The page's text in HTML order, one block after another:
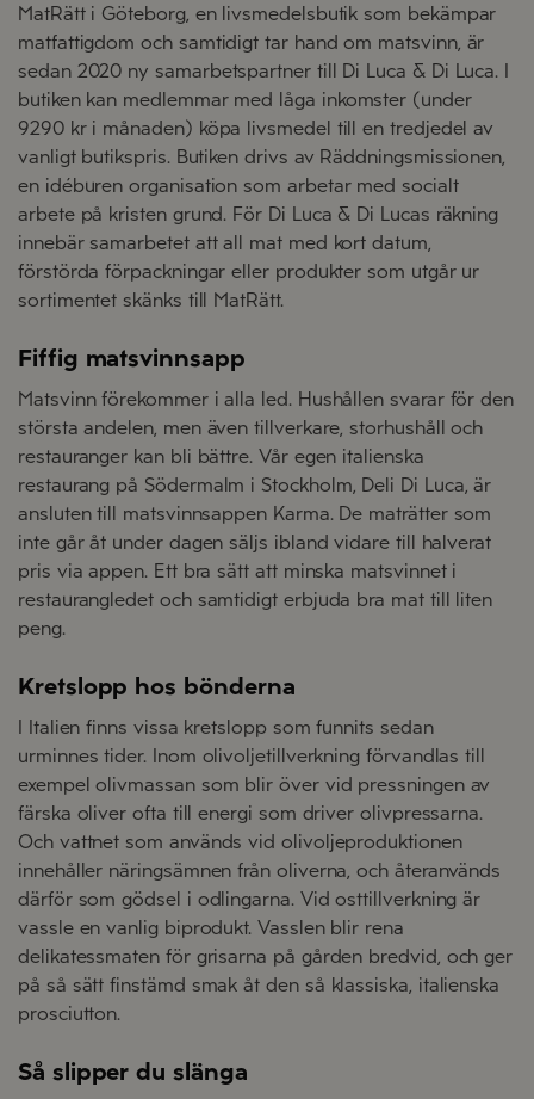
MatRätt i Göteborg, en livsmedelsbutik som bekämpar
matfattigdom och samtidigt tar hand om matsvinn, är
sedan 2020 ny samarbetspartner till Di Luca & Di Luca. I
butiken kan medlemmar med låga inkomster (under
9290 kr i månaden) köpa livsmedel till en tredjedel av
vanligt butikspris. Butiken drivs av Räddningsmissionen,
en idéburen organisation som arbetar med socialt
arbete på kristen grund. För Di Luca & Di Lucas räkning
innebär samarbetet att all mat med kort datum,
förstörda förpackningar eller produkter som utgår ur
sortimentet skänks till MatRätt.
Fiffig matsvinnsapp
Matsvinn förekommer i alla led. Hushållen svarar för den
största andelen, men även tillverkare, storhushåll och
restauranger kan bli bättre. Vår egen italienska
restaurang på Södermalm i Stockholm, Deli Di Luca, är
ansluten till matsvinnsappen Karma. De maträtter som
inte går åt under dagen säljs ibland vidare till halverat
pris via appen. Ett bra sätt att minska matsvinnet i
restaurangledet och samtidigt erbjuda bra mat till liten
peng.
Kretslopp hos bönderna
I Italien finns vissa kretslopp som funnits sedan
urminnes tider. Inom olivoljetillverkning förvandlas till
exempel olivmassan som blir över vid pressningen av
färska oliver ofta till energi som driver olivpressarna.
Och vattnet som används vid olivoljeproduktionen
innehåller näringsämnen från oliverna, och återanvänds
därför som gödsel i odlingarna. Vid osttillverkning är
vassle en vanlig biprodukt. Vasslen blir rena
delikatessmaten för grisarna på gården bredvid, och ger
på så sätt finstämd smak åt den så klassiska, italienska
prosciutton.
Så slipper du slänga